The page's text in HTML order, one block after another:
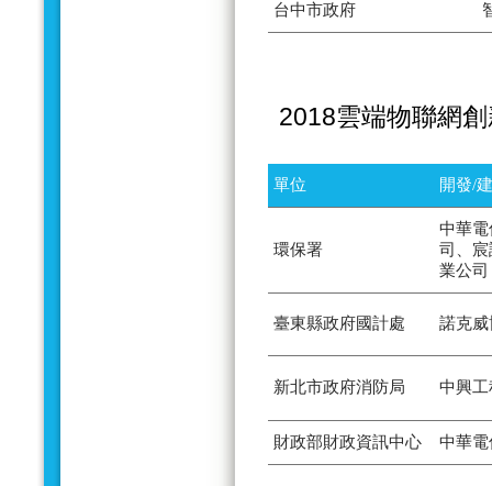
台中市政府
2018雲端物聯網
單位 開發/
環保署
中華
司、
業公司
臺東縣政府國計處 諾克
新北市政府消防局 中興
財政部財政資訊中心 中華